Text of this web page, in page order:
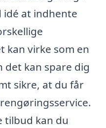
idé at indhente
kan virke som en
kan spare dig
sikre, at du får
tilbud kan du